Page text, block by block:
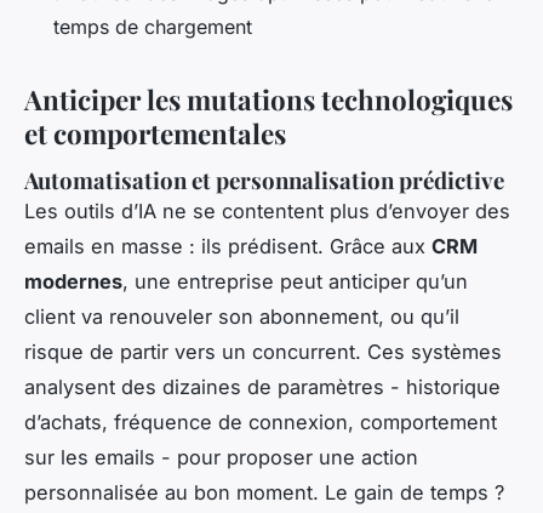
temps de chargement
Anticiper les mutations technologiques
et comportementales
Automatisation et personnalisation prédictive
Les outils d’IA ne se contentent plus d’envoyer des
emails en masse : ils prédisent. Grâce aux CRM
modernes, une entreprise peut anticiper qu’un
client va renouveler son abonnement, ou qu’il
risque de partir vers un concurrent. Ces systèmes
analysent des dizaines de paramètres - historique
d’achats, fréquence de connexion, comportement
sur les emails - pour proposer une action
personnalisée au bon moment. Le gain de temps ?